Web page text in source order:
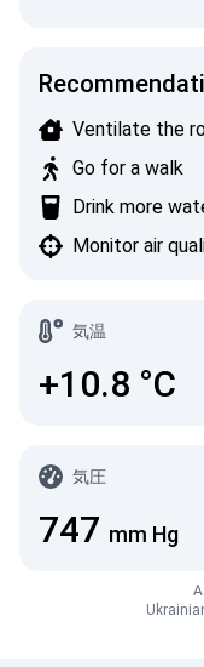
Ventilate the
Go for a walk
Drink more
Monitor air
気温
+10.8 °C
気圧
747 mm Hg